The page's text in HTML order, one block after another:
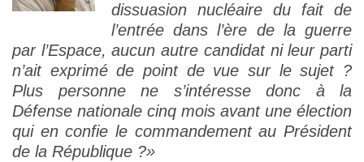
dissuasion nucléaire du fait de
l’entrée dans l’ère de la guerre
par l’Espace, aucun autre candidat ni leur parti
n’ait exprimé de point de vue sur le sujet ?
Plus personne ne s’intéresse donc à la
Défense nationale cinq mois avant une élection
qui en confie le commandement au Président
de la République ?»